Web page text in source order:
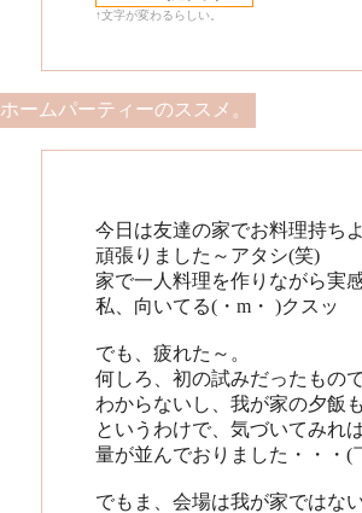
↑文字が変わるらしい。
ホームパーティーのススメ。
今日は友達の家でお料理持ち
頑張りました～アタシ(笑)
家で一人料理を作りながら実
私、向いてる(・m・ )クスッ
でも、疲れた～。
何しろ、初の試みだったもの
わからないし、我が家の夕飯
というわけで、気づいてみれ
量が並んでおりました・・・
でもま、会場は我が家ではな